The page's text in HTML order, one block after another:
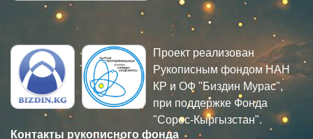
Проект реализован
Рукописным фондом НАН
КР и ОФ "Биздин Мурас",
при поддержке Фонда
"Сорос-Кыргызстан".
Контакты рукописного фонда